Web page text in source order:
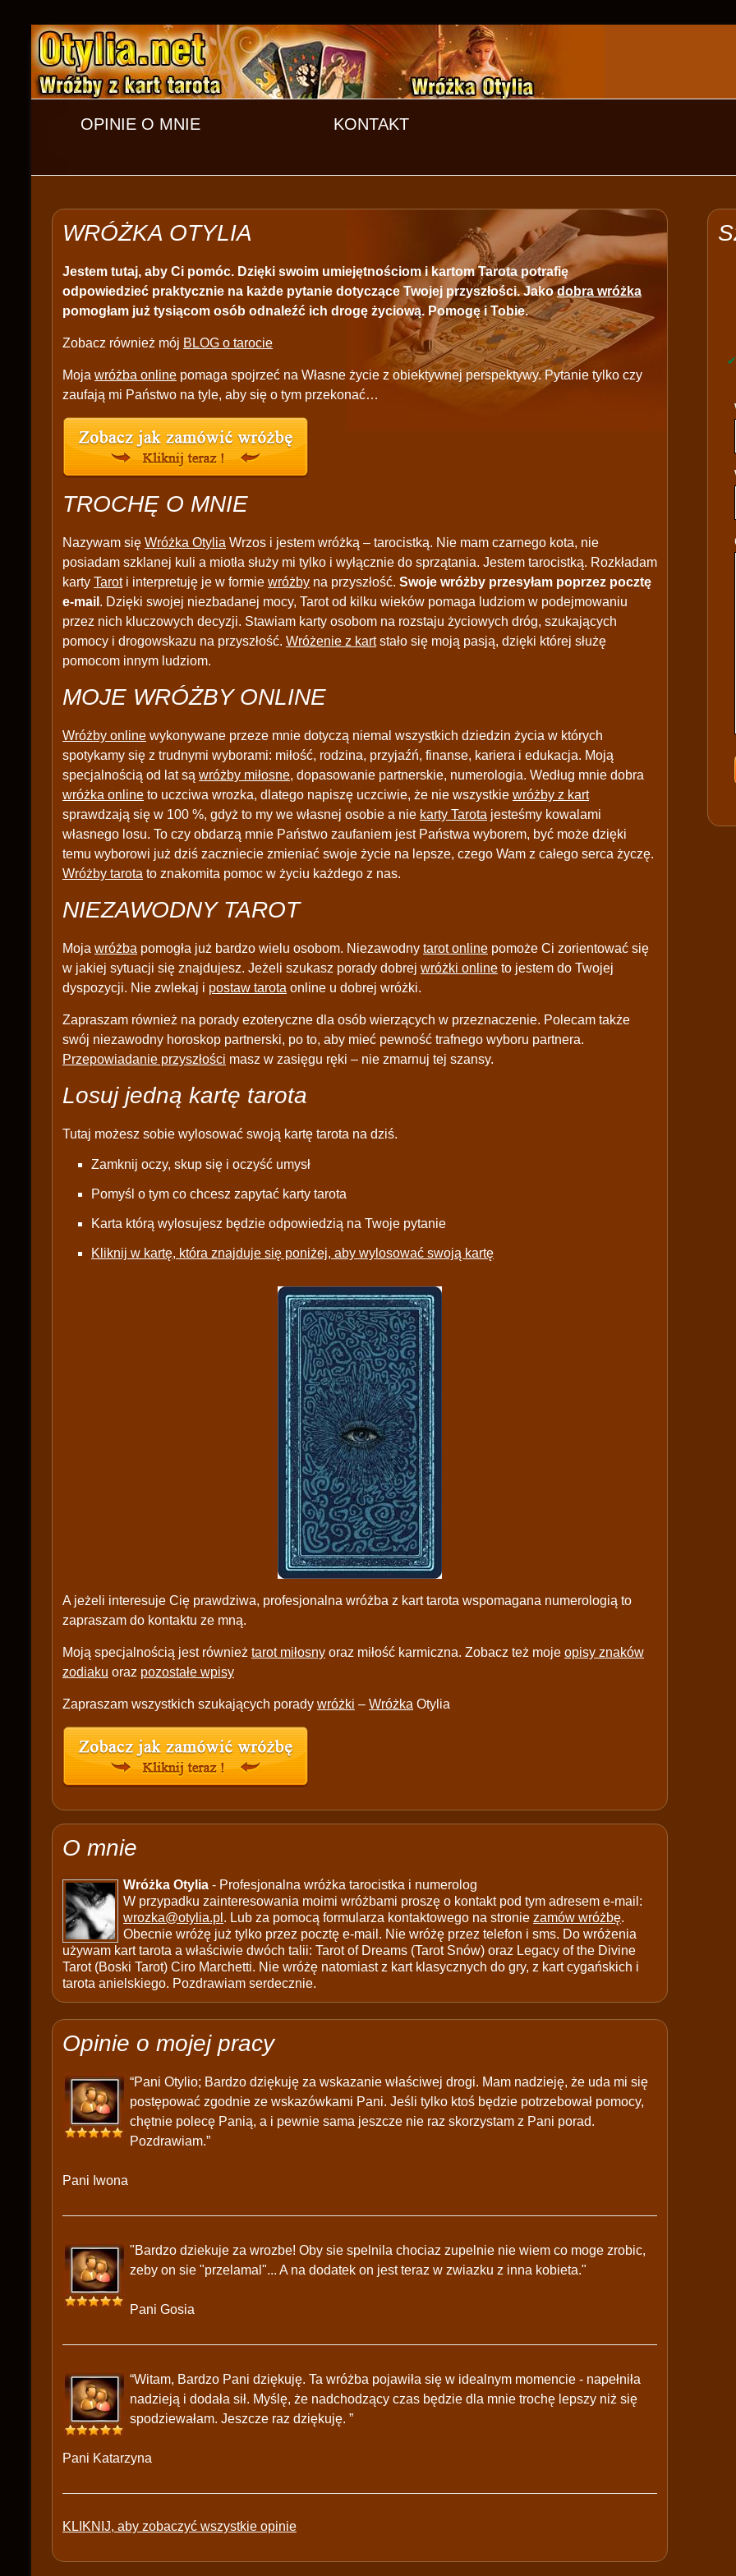
OPINIE O MNIE KONTAKT
WRÓŻKA OTYLIA
Jestem tutaj, aby Ci pomóc. Dzięki swoim umiejętnościom i kartom Tarota potrafię
odpowiedzieć praktycznie na każde pytanie dotyczące Twojej przyszłości. Jakodobra wróżka
pomogłam już tysiącom osób odnaleźć ich drogę życiową. Pomogę i Tobie.
Zobacz również mój BLOG o tarocie
Moja wróżba online pomaga spojrzeć na Własne życie z obiektywnej perspektywy. Pytanie tylko czy
zaufają mi Państwo na tyle, aby się o tym przekonać…
TROCHĘ O MNIE
Nazywam się Wróżka Otylia Wrzos i jestem wróżką – tarocistką. Nie mam czarnego kota, nie
posiadam szklanej kuli a miotła służy mi tylko i wyłącznie do sprzątania. Jestem tarocistką. Rozkładam
karty Taroti interpretuję je w formie wróżby na przyszłość. Swoje wróżby przesyłam poprzez pocztę
e-mail . Dzięki swojej niezbadanej mocy, Tarot od kilku wieków pomaga ludziom w podejmowaniu
przez nich kluczowych decyzji. Stawiam karty osobom na rozstaju życiowych dróg, szukających
pomocy i drogowskazu na przyszłość. Wróżenie z kartstało się moją pasją, dzięki której służę
pomocom innym ludziom.
MOJE WRÓŻBY ONLINE
Wróżby online wykonywane przeze mnie dotyczą niemal wszystkich dziedzin życia w których
spotykamy się z trudnymi wyborami: miłość, rodzina, przyjaźń, finanse, kariera i edukacja. Moją
specjalnością od lat są wróżby miłosne, dopasowanie partnerskie, numerologia. Według mnie dobra
wróżka online to uczciwa wrozka, dlatego napiszę uczciwie, że nie wszystkie wróżby z kart
sprawdzają się w 100 %, gdyż to my we własnej osobie a nie karty Tarota jesteśmy kowalami
własnego losu. To czy obdarzą mnie Państwo zaufaniem jest Państwa wyborem, być może dzięki
temu wyborowi już dziś zaczniecie zmieniać swoje życie na lepsze, czego Wam z całego serca życzę.
Wróżby tarota to znakomita pomoc w życiu każdego z nas.
NIEZAWODNY TAROT
Moja wróżba pomogła już bardzo wielu osobom. Niezawodny tarot online pomoże Ci zorientować się
w jakiej sytuacji się znajdujesz. Jeżeli szukasz porady dobrej wróżki online to jestem do Twojej
dyspozycji. Nie zwlekaj i postaw tarota online u dobrej wróżki.
Zapraszam również na porady ezoteryczne dla osób wierzących w przeznaczenie. Polecam także
swój niezawodny horoskop partnerski, po to, aby mieć pewność trafnego wyboru partnera.
Przepowiadanie przyszłości masz w zasięgu ręki – nie zmarnuj tej szansy.
Losuj jedną kartę tarota
Tutaj możesz sobie wylosować swoją kartę tarota na dziś.
Zamknij oczy, skup się i oczyść umysł
Pomyśl o tym co chcesz zapytać karty tarota
Karta którą wylosujesz będzie odpowiedzią na Twoje pytanie
Kliknij w kartę, która znajduje się poniżej, aby wylosować swoją kartę
A jeżeli interesuje Cię prawdziwa, profesjonalna wróżba z kart tarota wspomagana numerologią to
zapraszam do kontaktu ze mną.
Moją specjalnością jest również tarot miłosny oraz miłość karmiczna. Zobacz też moje opisy znaków
zodiaku oraz pozostałe wpisy
Zapraszam wszystkich szukających porady wróżki – Wróżka Otylia
O mnie
Wróżka Otylia - Profesjonalna wróżka tarocistka i numerolog
W przypadku zainteresowania moimi wróżbami proszę o kontakt pod tym adresem e-mail:
wrozka@otylia.pl . Lub za pomocą formularza kontaktowego na stronie zamów wróżbę.
Obecnie wróżę już tylko przez pocztę e-mail. Nie wróżę przez telefon i sms. Do wróżenia
używam kart tarota a właściwie dwóch talii: Tarot of Dreams (Tarot Snów) oraz Legacy of the Divine
Tarot (Boski Tarot) Ciro Marchetti. Nie wróżę natomiast z kart klasycznych do gry, z kart cygańskich i
tarota anielskiego. Pozdrawiam serdecznie.
Opinie o mojej pracy
“Pani Otylio; Bardzo dziękuję za wskazanie właściwej drogi. Mam nadzieję, że uda mi się
postępować zgodnie ze wskazówkami Pani. Jeśli tylko ktoś będzie potrzebował pomocy,
chętnie polecę Panią, a i pewnie sama jeszcze nie raz skorzystam z Pani porad.
Pozdrawiam.”
Pani Iwona
"Bardzo dziekuje za wrozbe! Oby sie spelnila chociaz zupelnie nie wiem co moge zrobic,
zeby on sie "przelamal"... A na dodatek on jest teraz w zwiazku z inna kobieta."
Pani Gosia
“Witam, Bardzo Pani dziękuję. Ta wróżba pojawiła się w idealnym momencie - napełniła
nadzieją i dodała sił. Myślę, że nadchodzący czas będzie dla mnie trochę lepszy niż się
spodziewałam. Jeszcze raz dziękuję. ”
Pani Katarzyna
KLIKNIJ, aby zobaczyć wszystkie opinie
✔